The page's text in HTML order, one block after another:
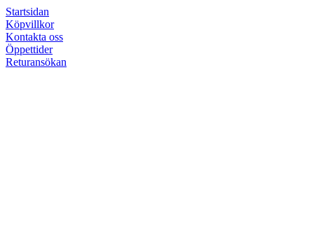
Startsidan
Köpvillkor
Kontakta oss
Öppettider
Returansökan